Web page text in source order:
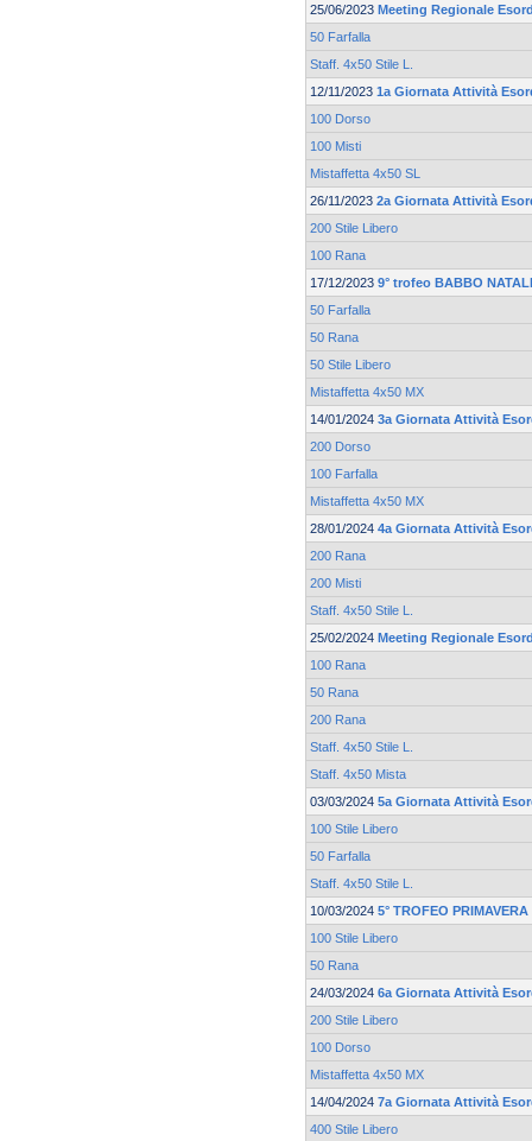
25/06/2023 Meeting Regionale
50 Farfalla
Staff. 4x50 Stile L.
12/11/2023 1a Giornata Attività
100 Dorso
100 Misti
Mistaffetta 4x50 SL
26/11/2023 2a Giornata Attività
200 Stile Libero
100 Rana
17/12/2023 9° trofeo BABBO
50 Farfalla
50 Rana
50 Stile Libero
Mistaffetta 4x50 MX
14/01/2024 3a Giornata Attività
200 Dorso
100 Farfalla
Mistaffetta 4x50 MX
28/01/2024 4a Giornata Attività
200 Rana
200 Misti
Staff. 4x50 Stile L.
25/02/2024 Meeting Regionale
100 Rana
50 Rana
200 Rana
Staff. 4x50 Stile L.
Staff. 4x50 Mista
03/03/2024 5a Giornata Attività
100 Stile Libero
50 Farfalla
Staff. 4x50 Stile L.
10/03/2024 5° TROFEO
100 Stile Libero
50 Rana
24/03/2024 6a Giornata Attività
200 Stile Libero
100 Dorso
Mistaffetta 4x50 MX
14/04/2024 7a Giornata Attività
400 Stile Libero